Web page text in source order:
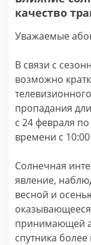
качество
Уважаемые
В связи с
возможно
пропадания
с 24 февраля
времени с
Солнечная
явление,
весной и
принимающей
спутника